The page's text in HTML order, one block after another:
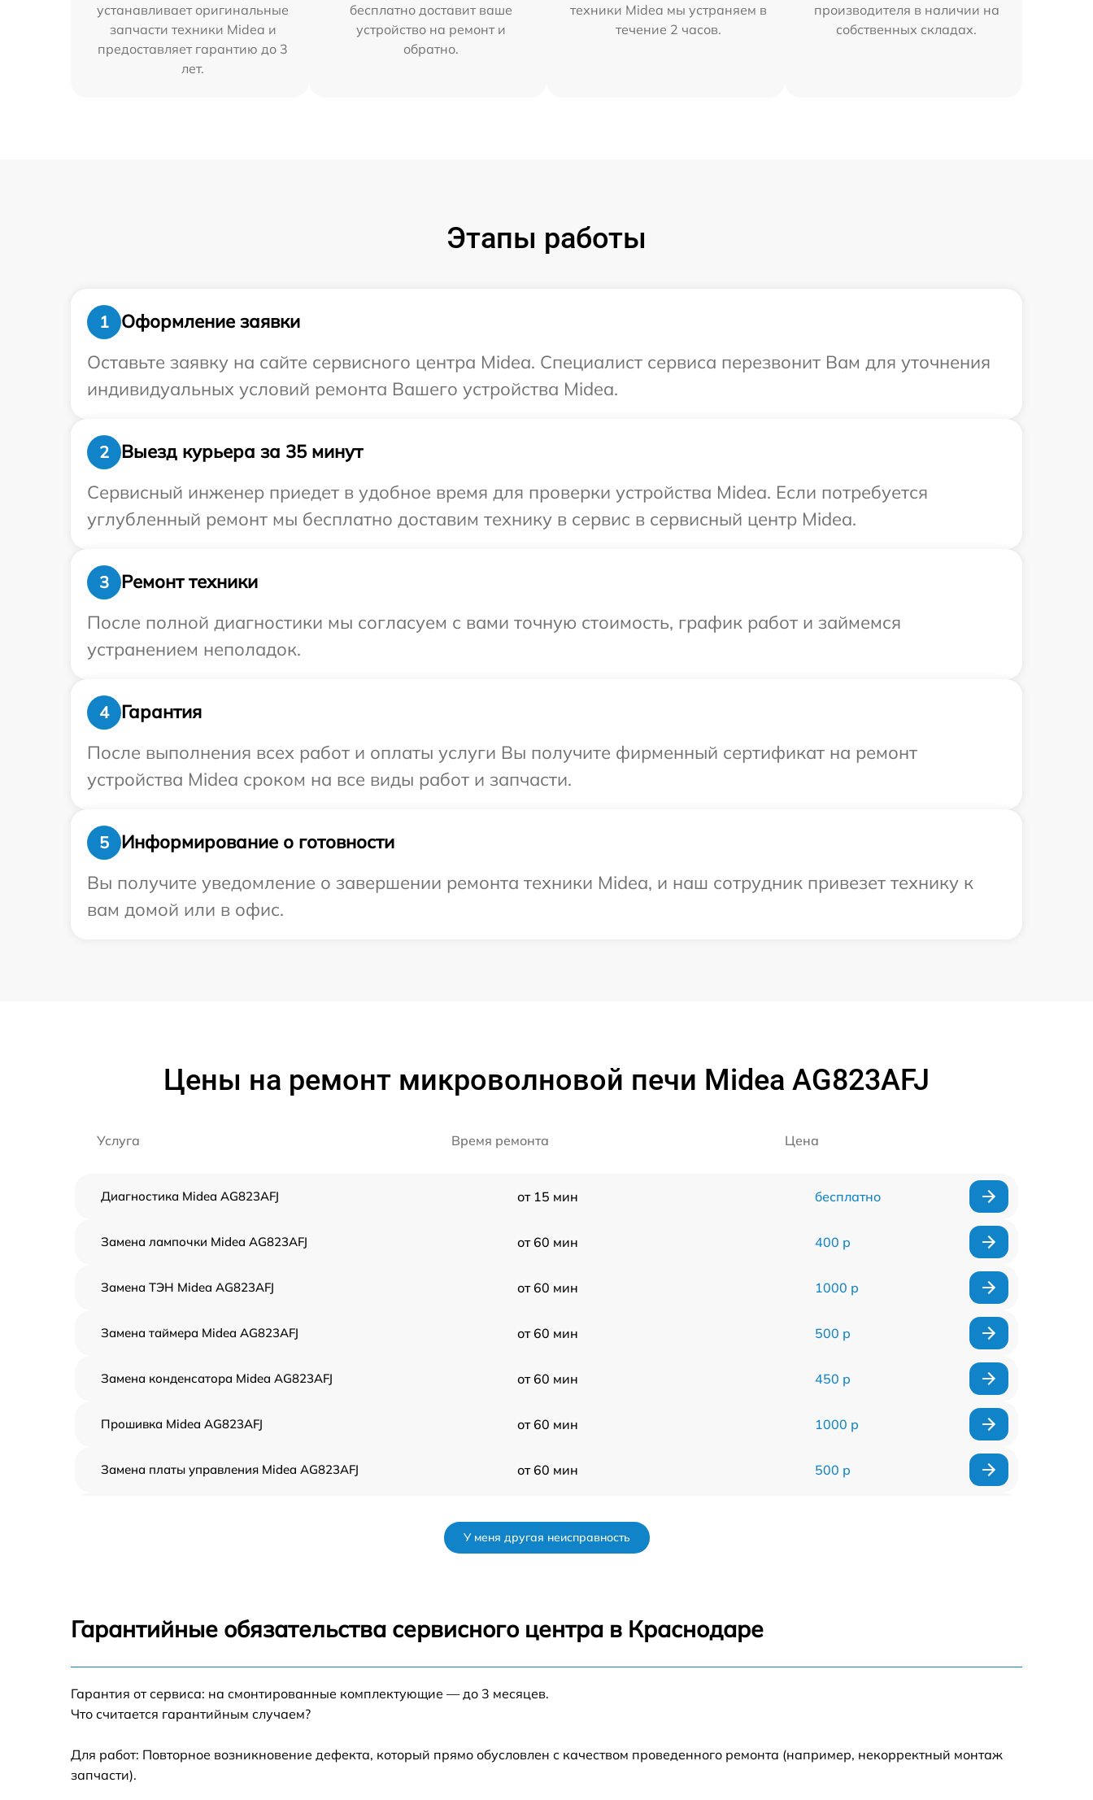
устанавливает оригинальные
запчасти техники Midea и
предоставляет гарантию до 3
лет.
бесплатно доставит ваше
устройство на ремонт и
обратно.
техники Midea мы устраняем в
течение 2 часов.
производителя в наличии на
собственных складах.
Этапы работы
1
Оформление заявки
Оставьте заявку на сайте сервисного центра Midea. Специалист сервиса перезвонит Вам для уточнения
индивидуальных условий ремонта Вашего устройства Midea.
2
Выезд курьера за 35 минут
Сервисный инженер приедет в удобное время для проверки устройства Midea. Если потребуется
углубленный ремонт мы бесплатно доставим технику в сервис в сервисный центр Midea.
3
Ремонт техники
После полной диагностики мы согласуем с вами точную стоимость, график работ и займемся
устранением неполадок.
4
Гарантия
После выполнения всех работ и оплаты услуги Вы получите фирменный сертификат на ремонт
устройства Midea сроком на все виды работ и запчасти.
5
Информирование о готовности
Вы получите уведомление о завершении ремонта техники Midea, и наш сотрудник привезет технику к
вам домой или в офис.
Цены на ремонт микроволновой печи Midea AG823AFJ
Услуга Время ремонта Цена
Диагностика Midea AG823AFJ от 15 мин бесплатно
Замена лампочки Midea AG823AFJ от 60 мин 400 р
Замена ТЭН Midea AG823AFJ от 60 мин 1000 р
Замена таймера Midea AG823AFJ от 60 мин 500 р
Замена конденсатора Midea AG823AFJ от 60 мин 450 р
Прошивка Midea AG823AFJ от 60 мин 1000 р
Замена платы управления Midea AG823AFJ от 60 мин 500 р
Ремонт волновода Midea AG823AFJ от 60 мин
AG823AFJ
У меня другая неисправность
Гарантийные обязательства сервисного центра в Краснодаре
Гарантия от сервиса: на смонтированные комплектующие — до 3 месяцев.
Что считается гарантийным случаем?
Для работ: Повторное возникновение дефекта, который прямо обусловлен с качеством проведенного ремонта (например, некорректный монтаж
запчасти).